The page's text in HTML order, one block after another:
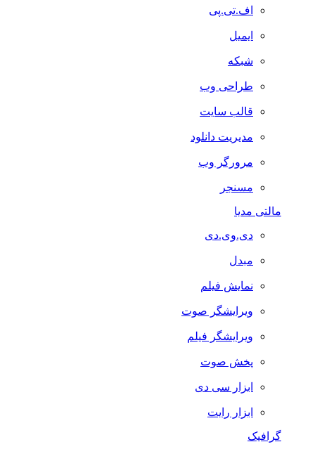
اف.تی.پی
ایمیل
شبکه
طراحی وب
قالب سایت
مدیریت دانلود
مرورگر وب
مسنجر
مالتی مدیا
دی.وی.دی
مبدل
نمایش فیلم
ویرایشگر صوت
ویرایشگر فیلم
پخش صوت
ابزار سی دی
ابزار رایت
گرافیک